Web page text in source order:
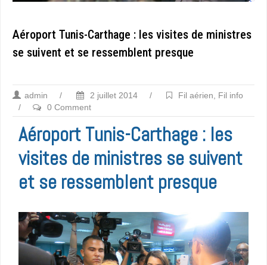
Aéroport Tunis-Carthage : les visites de ministres
se suivent et se ressemblent presque
admin / 2 juillet 2014 / Fil aérien
Fil info
/
0 Comment
Aéroport Tunis-Carthage : les
visites de ministres se suivent
et se ressemblent presque